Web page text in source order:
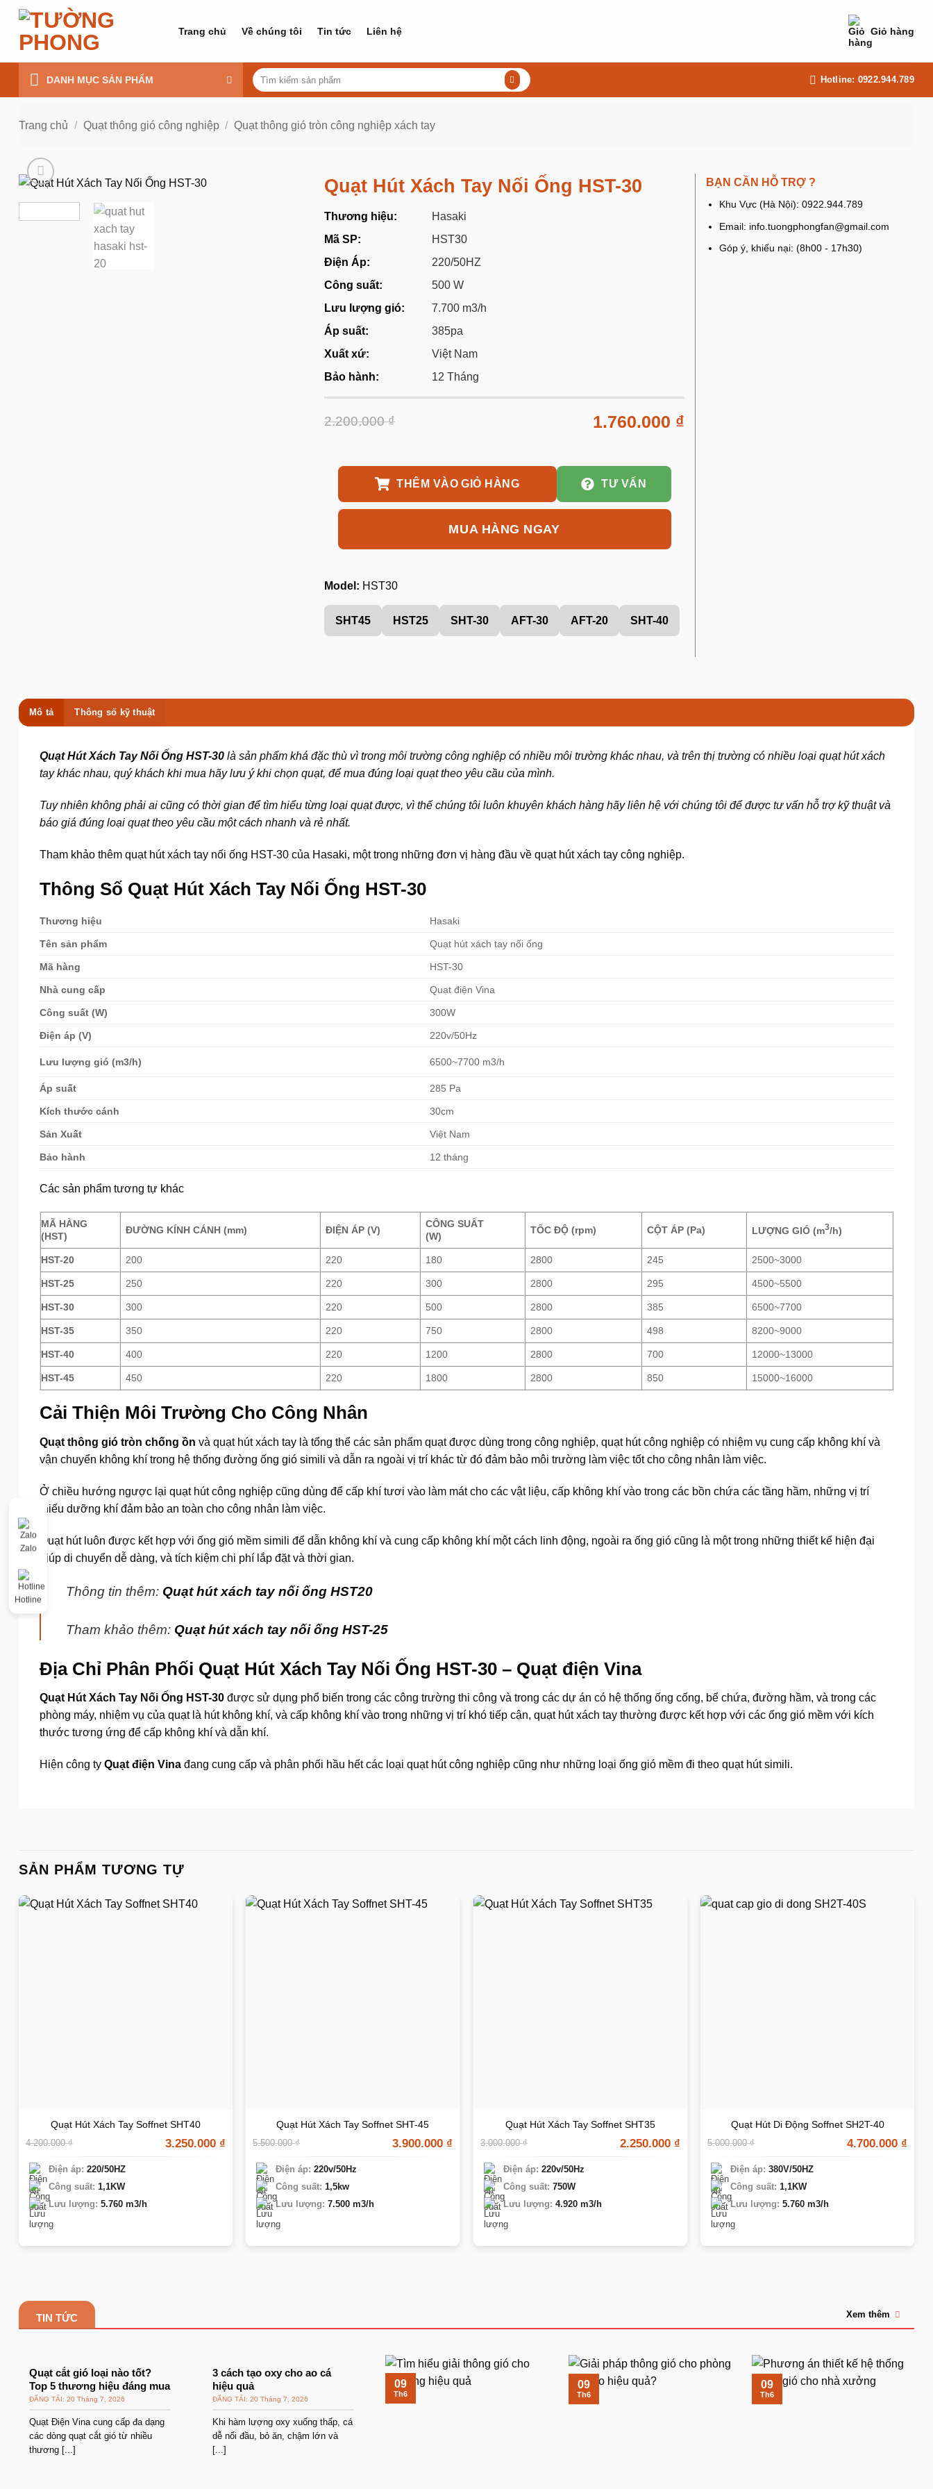
dung
Trang chủ Về chúng tôi Tin tức Liên hệ Giỏ hàng
DANH MỤC SẢN PHẨM
Tìm
kiếm:
Hotline: 0922.944.789
Trang chủ / Quạt thông gió công nghiệp / Quạt thông gió tròn công nghiệp xách tay
Quạt Hút Xách Tay Nối Ống HST-30
Thương hiệu:
Hasaki
Mã SP:
HST30
Điện Áp:
220/50HZ
Công suất:
500 W
Lưu lượng gió:
7.700 m3/h
Áp suất:
385pa
Xuất xứ:
Việt Nam
Bảo hành:
12 Tháng
2.200.000₫ 1.760.000 ₫
THÊM VÀO GIỎ HÀNG
MUA HÀNG NGAY
TƯ VẤN
Model: HST30
SHT45 HST25 SHT-30 AFT-30 AFT-20 SHT-40
BẠN CẦN HỖ TRỢ ?
Khu Vực (Hà Nội): 0922.944.789
Email: info.tuongphongfan@gmail.com
Góp ý, khiếu nại: (8h00 - 17h30)
Mô tả Thông số kỹ thuật
Quạt Hút Xách Tay Nối Ống HST-30 là sản phẩm khá đặc thù vì trong môi trường công nghiệp có nhiều môi trường khác nhau, và trên thị trường có nhiều loại quạt hút xách
tay khác nhau, quý khách khi mua hãy lưu ý khi chọn quạt, để mua đúng loại quạt theo yêu cầu của mình.
Tuy nhiên không phải ai cũng có thời gian để tìm hiểu từng loại quạt được, vì thế chúng tôi luôn khuyên khách hàng hãy liên hệ với chúng tôi để được tư vấn hỗ trợ kỹ thuật và
báo giá đúng loại quạt theo yêu cầu một cách nhanh và rẻ nhất.
Tham khảo thêm quạt hút xách tay nối ống HST-30 của Hasaki, một trong những đơn vị hàng đầu về quạt hút xách tay công nghiệp.
Thông Số Quạt Hút Xách Tay Nối Ống HST-30
Thương hiệu Hasaki
Tên sản phẩm Quạt hút xách tay nối ống
Mã hàng HST-30
Nhà cung cấp Quạt điện Vina
Công suất (W) 300W
Điện áp (V) 220v/50Hz
Lưu lượng gió (m3/h) 6500~7700 m3/h
Áp suất 285 Pa
Kích thước cánh 30cm
Sản Xuất Việt Nam
Bảo hành 12 tháng
Các sản phẩm tương tự khác
MÃ HÀNG
(HST)
ĐƯỜNG KÍNH CÁNH (mm) ĐIỆN ÁP(V)
CÔNG SUẤT
(W)
TỐC ĐỘ (rpm) CỘT ÁP (Pa) LƯỢNG GIÓ (m3/h)
HST-20 200 220 180 2800 245 2500~3000
HST-25 250 220 300 2800 295 4500~5500
HST-30 300 220 500 2800 385 6500~7700
HST-35 350 220 750 2800 498 8200~9000
HST-40 400 220 1200 2800 700 12000~13000
HST-45 450 220 1800 2800 850 15000~16000
Cải Thiện Môi Trường Cho Công Nhân
Quạt thông gió tròn chống ồn và quạt hút xách tay là tổng thể các sản phẩm quạt được dùng trong công nghiệp, quạt hút công nghiệp có nhiệm vụ cung cấp không khí và
vận chuyển không khí trong hệ thống đường ống gió simili và dẫn ra ngoài vị trí khác từ đó đảm bảo môi trường làm việc tốt cho công nhân làm việc.
Ở chiều hướng ngược lại quạt hút công nghiệp cũng dùng để cấp khí tươi vào làm mát cho các vật liệu, cấp không khí vào trong các bồn chứa các tầng hầm, những vị trí
thiếu dưỡng khí đảm bảo an toàn cho công nhân làm việc.
Quạt hút luôn được kết hợp với ống gió mềm simili để dẫn không khí và cung cấp không khí một cách linh động, ngoài ra ống gió cũng là một trong những thiết kế hiện đại
giúp di chuyển dễ dàng, và tích kiệm chi phí lắp đặt và thời gian.
Thông tin thêm: Quạt hút xách tay nối ống HST20
Tham khảo thêm: Quạt hút xách tay nối ống HST-25
Địa Chỉ Phân Phối Quạt Hút Xách Tay Nối Ống HST-30 – Quạt điện Vina
Quạt Hút Xách Tay Nối Ống HST-30 được sử dụng phổ biến trong các công trường thi công và trong các dự án có hệ thống ống cống, bể chứa, đường hầm, và trong các
phòng máy, nhiệm vụ của quạt là hút không khí, và cấp không khí vào trong những vị trí khó tiếp cận, quạt hút xách tay thường được kết hợp với các ống gió mềm với kích
thước tương ứng để cấp không khí và dẫn khí.
Hiện công ty Quạt điện Vina đang cung cấp và phân phối hầu hết các loại quạt hút công nghiệp cũng như những loại ống gió mềm đi theo quạt hút simili.
SẢN PHẨM TƯƠNG TỰ
Quạt Hút Xách Tay Soffnet SHT40
4.200.000₫ 3.250.000 ₫
Điện áp: 220/50HZ
Công suất: 1,1KW
Lưu lượng: 5.760 m3/h
Quạt Hút Xách Tay Soffnet SHT-45
5.500.000₫ 3.900.000 ₫
Điện áp: 220v/50Hz
Công suất: 1,5kw
Lưu lượng: 7.500 m3/h
Quạt Hút Xách Tay Soffnet SHT35
3.000.000₫ 2.250.000 ₫
Điện áp: 220v/50Hz
Công suất: 750W
Lưu lượng: 4.920 m3/h
Quạt Hút Di Động Soffnet SH2T-40
5.000.000₫ 4.700.000 ₫
Điện áp: 380V/50HZ
Công suất: 1,1KW
Lưu lượng: 5.760 m3/h
TIN TỨC Xem thêm
Quạt cắt gió loại nào tốt?
Top 5 thương hiệu đáng mua
20 Tháng 7, 2026
Quạt Điện Vina cung cấp đa dạng
các dòng quạt cắt gió từ nhiều
thương [...]
3 cách tạo oxy cho ao cá
hiệu quả
20 Tháng 7, 2026
Khi hàm lượng oxy xuống thấp, cá
dễ nổi đầu, bỏ ăn, chậm lớn và
[...]
09
Th6
09
Th6
09
Th6
Zalo
Hotline